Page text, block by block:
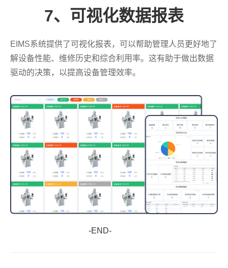
7、可视化数据报表
EIMS系统提供了可视化报表，可以帮助管理人员更好地了
解设备性能、维修历史和综合利用率。这有助于做出数据
驱动的决策，以提高设备管理效率。
-END-